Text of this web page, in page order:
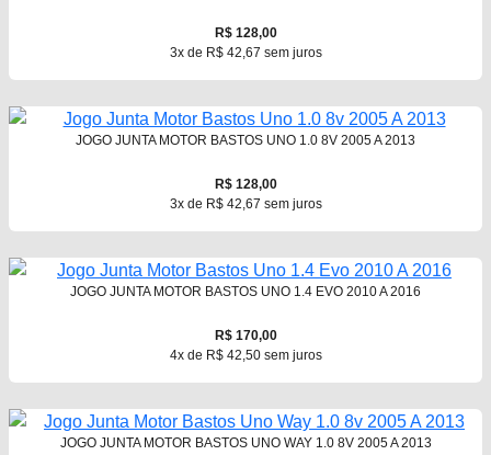
R$ 128,00
3x de R$ 42,67 sem juros
JOGO JUNTA MOTOR BASTOS UNO 1.0 8V 2005 A 2013
R$ 128,00
3x de R$ 42,67 sem juros
JOGO JUNTA MOTOR BASTOS UNO 1.4 EVO 2010 A 2016
R$ 170,00
4x de R$ 42,50 sem juros
JOGO JUNTA MOTOR BASTOS UNO WAY 1.0 8V 2005 A 2013